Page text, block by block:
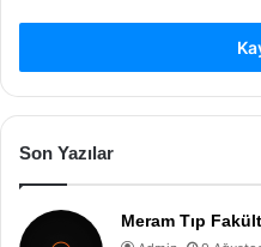
Son Yazılar
Meram Tıp